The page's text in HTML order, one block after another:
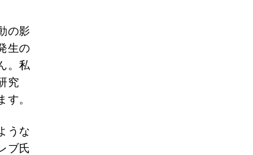
の影
生の
。私
究
す。
うな
ブ氏